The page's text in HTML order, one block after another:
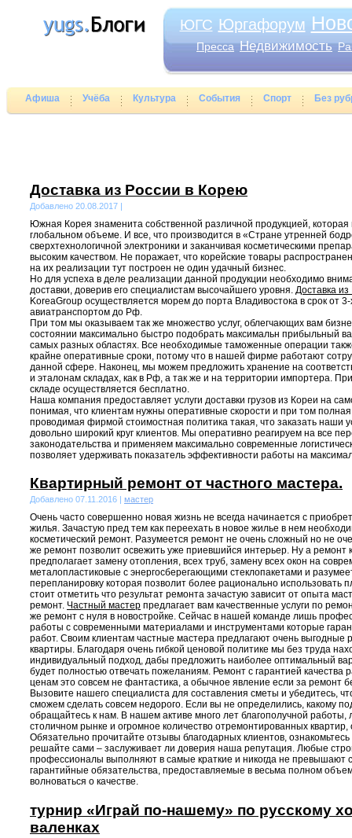
ЮГС Юргафорум
Пресса Недвижимость
Афиша Учёба Культура События Спорт Без
Доставка из России в Корею
Добавлено 20.08.2017 |
Южная Корея знаменита собственной различной продукцией, которая
глобальном объеме. И все, что производится в «Стране утренней
сверхтехнологичной электроники и заканчивая косметическими
высоким качеством. Не поражает, что корейские товары
на их реализации тут построен не один удачный бизнес.
Но для успеха в деле реализации данной продукции необходимо
доставки, доверив его специалистам высочайшего уровня. Доставка
KoreaGroup осуществляется морем до порта Владивостока в срок от
авиатранспортом до Рф.
При том мы оказываем так же множество услуг, облегчающих вам
состоянии максимально быстро подобрать максимальн прибыльный
самых разных областях. Все необходимые таможенные операции
крайне оперативные сроки, потому что в нашей фирме работают
данной сфере. Наконец, мы можем предложить хранение на
и эталонам складах, как в Рф, а так же и на территории импортера.
складе осуществляется бесплатно.
Наша компания предоставляет услуги доставки грузов из Кореи на
понимая, что клиентам нужны оперативные скорости и при том
проводимая фирмой стоимостная политика такая, что заказать наши
довольно широкий круг клиентов. Мы оперативно реагируем на все
законодательства и применяем максимально современные
позволяет удерживать показатель эффективности работы на
Квартирный ремонт от частного мастера.
Добавлено 07.11.2016 | мастер
Очень часто совершенно новая жизнь не всегда начинается с
жилья. Зачастую пред тем как переехать в новое жилье в нем
косметический ремонт. Разумеется ремонт не очень сложный но не
же ремонт позволит освежить уже приевшийся интерьер. Ну а ремонт
предполагает замену отопления, всех труб, замену всех окон на
металопластиковые с энергосберегающими стеклопакетами и
перепланировку которая позволит более рационально использовать
стоит отметить что результат ремонта зачастую зависит от опыта
ремонт. Частный мастер предлагает вам качественные услуги по
же ремонт с нуля в новостройке. Сейчас в нашей команде лишь
работы с современными материалами и инструментами которые
работ. Своим клиентам частные мастера предлагают очень выгодные
квартиры. Благодаря очень гибкой ценовой политике мы без труда
индивидуальный подход, дабы предложить наиболее оптимальный
будет полностью отвечать пожеланиям. Ремонт с гарантией качества
ценам это совсем не фантастика, а обычное явление если за ремонт
Вызовите нашего специалиста для составления сметы и убедитесь,
сможем сделать совсем недорого. Если вы не определились, какому
обращайтесь к нам. В нашем активе много лет благополучной
столичном рынке и огромное количество отремонтированных
Обязательно прочитайте отзывы благодарных клиентов, ознакомьтесь
решайте сами – заслуживает ли доверия наша репутация. Любые
профессионалы выполняют в самые краткие и никогда не превышают
гарантийные обязательства, предоставляемые в весьма полном
волноваться о качестве.
турнир «Играй по-нашему» по русскому
валенках